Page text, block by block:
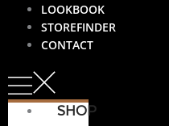
LOOKBOOK
STOREFINDER
CONTACT
SHOP